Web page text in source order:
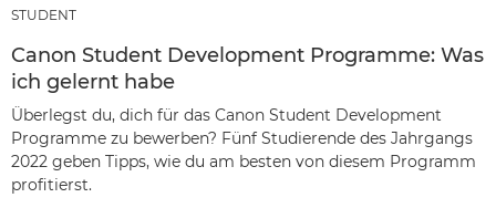
STUDENT
Canon Student Development Programme: Was
ich gelernt habe
Überlegst du, dich für das Canon Student Development
Programme zu bewerben? Fünf Studierende des Jahrgangs
2022 geben Tipps, wie du am besten von diesem Programm
profitierst.